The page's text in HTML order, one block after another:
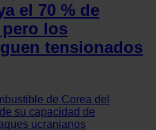
el 70 % de
pero los
tensionados